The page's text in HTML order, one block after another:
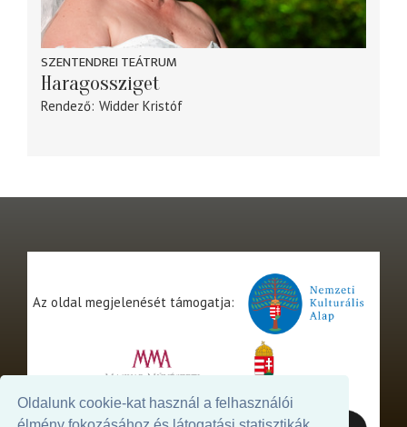
Oldalunk cookie-kat használ a felhasználói
SZENTENDREI TEÁTRUM
Haragossziget
Rendező Widder Kristóf
Az oldal megjelenését támogatja: